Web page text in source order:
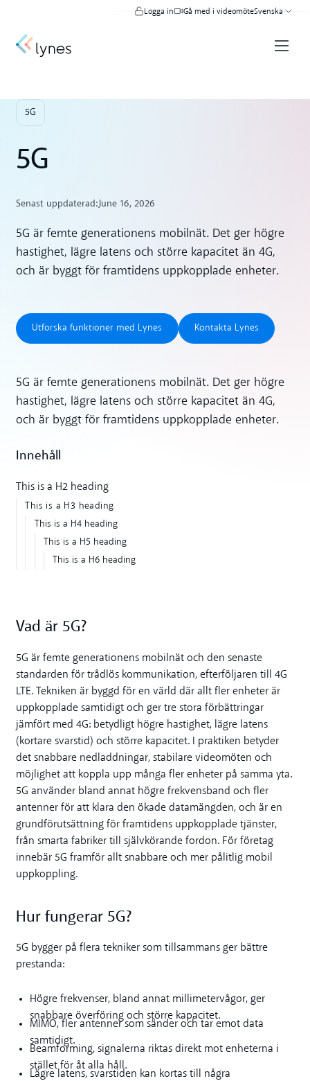
Logga in Gå med i videomöteSvenska
5G
5G
Senast uppdaterad:June 16, 2026
5G är femte generationens mobilnät. Det ger högre
hastighet, lägre latens och större kapacitet än 4G,
och är byggt för framtidens uppkopplade enheter.
Utforska funktioner med Lynes
Utforska funktioner med Lynes
Kontakta Lynes
Kontakta Lynes
5G är femte generationens mobilnät. Det ger högre
hastighet, lägre latens och större kapacitet än 4G,
och är byggt för framtidens uppkopplade enheter.
Innehåll
This is a H2 heading
This is a H3 heading
This is a H4 heading
This is a H5 heading
This is a H6 heading
Vad är 5G?
5G är femte generationens mobilnät och den senaste
standarden för trådlös kommunikation, efterföljaren till 4G
LTE. Tekniken är byggd för en värld där allt fler enheter är
uppkopplade samtidigt och ger tre stora förbättringar
jämfört med 4G: betydligt högre hastighet, lägre latens
(kortare svarstid) och större kapacitet. I praktiken betyder
det snabbare nedladdningar, stabilare videomöten och
möjlighet att koppla upp många fler enheter på samma yta.
5G använder bland annat högre frekvensband och fler
antenner för att klara den ökade datamängden, och är en
grundförutsättning för framtidens uppkopplade tjänster,
från smarta fabriker till självkörande fordon. För företag
innebär 5G framför allt snabbare och mer pålitlig mobil
uppkoppling.
Hur fungerar 5G?
5G bygger på flera tekniker som tillsammans ger bättre
prestanda:
Högre frekvenser, bland annat millimetervågor, ger
snabbare överföring och större kapacitet.
MIMO, fler antenner som sänder och tar emot data
samtidigt.
Beamforming, signalerna riktas direkt mot enheterna i
stället för åt alla håll.
Lägre latens, svarstiden kan kortas till några